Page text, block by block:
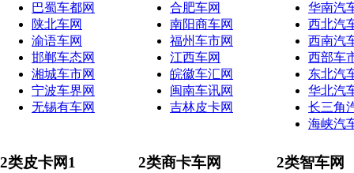
巴蜀车都网
陕北车网
渝语车网
邯郸车态网
湘城车市网
宁波车界网
无锡有车网
合肥车网
南阳商车网
福州车市网
江西车网
皖徽车汇网
闽南车讯网
吉林皮卡网
华南汽
西北汽
西南汽
西部车
东北汽
华北汽
长三角
海峡汽
2类皮卡网1 2类商卡车网 2类智车网